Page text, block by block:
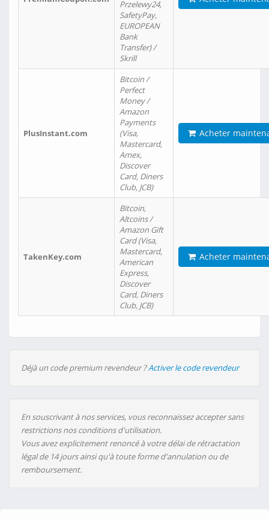
Przelewy24,
SafetyPay,
EUROPEAN
Bank
Transfer) /
Skrill
PlusInstant.com
Bitcoin /
Perfect
Money /
Amazon
Payments
(Visa,
Mastercard,
Amex,
Discover
Card, Diners
Club, JCB)
Acheter
TakenKey.com
Bitcoin,
Altcoins /
Amazon Gift
Card (Visa,
Mastercard,
American
Express,
Discover
Card, Diners
Club, JCB)
Acheter
Déjà un code premium revendeur ?Activer le code revendeur
En souscrivant à nos services, vous reconnaissez accepter sans
restrictions nos conditions d'utilisation.
Vous avez explicitement renoncé à votre délai de rétractation
légal de 14 jours ainsi qu'à toute forme d'annulation ou de
remboursement.